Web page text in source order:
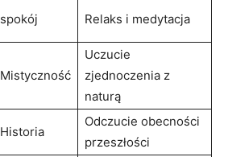
spokój Relaks i medytacja
Mistyczność
Uczucie
zjednoczenia⁢ z
naturą
Historia
Odczucie obecności
przeszłości